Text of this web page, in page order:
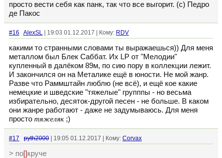
просто вести себя как панк, так что все выгорит. (с) Педро
де Пакос
#16 AlexSL | 19:03 01.12.2017 | Кому: RDV
какими то странными словами ты выражаешься)) Для меня
металлом был Блек Саббат. Их LP от "Мелодии"
купленный в далёком 89м, по сию пору в коллекции лежит.
И закончился он на Металике ещё в юности. Не мой жанр.
Разве что Раммштайн люблю (не всё), и ещё кое какие
немецкие и шведские "тяжелые" групппы - но весьма
избирательно, десяток-другой песен - не больше. В каком
они жанре работают - даже не задумываюсь. Для меня
просто тяжеляк ;)
#17 pyth2000 | 19:05 01.12.2017 | Кому: Corvax
> по[]круче